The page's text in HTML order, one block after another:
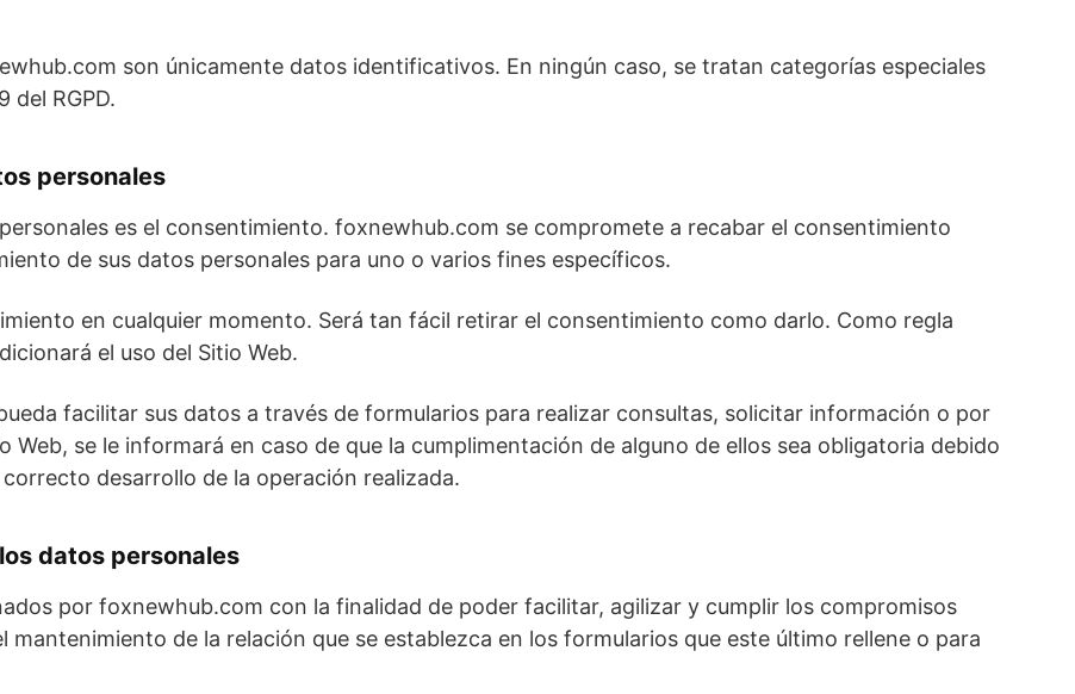
son únicamente datos identificativos. En ningún caso, se tratan categorías especiales
del RGPD.
personales
es el consentimiento. foxnewhub.com se compromete a recabar el consentimiento
de sus datos personales para uno o varios fines específicos.
en cualquier momento. Será tan fácil retirar el consentimiento como darlo. Como regla
el uso del Sitio Web.
facilitar sus datos a través de formularios para realizar consultas, solicitar información o por
se le informará en caso de que la cumplimentación de alguno de ellos sea obligatoria debido
desarrollo de la operación realizada.
datos personales
por foxnewhub.com con la finalidad de poder facilitar, agilizar y cumplir los compromisos
mantenimiento de la relación que se establezca en los formularios que este último rellene o para